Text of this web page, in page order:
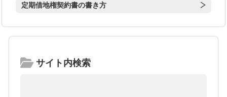
定期借地権契約書の書き方
サイト内検索